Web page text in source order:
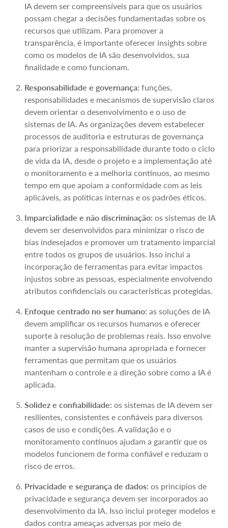
IA devem ser compreensíveis para que os usuários
possam chegar a decisões fundamentadas sobre os
recursos que utilizam. Para promover a
transparência, é importante oferecer insights sobre
como os modelos de IA são desenvolvidos, sua
finalidade e como funcionam.
Responsabilidade e governança: funções,
responsabilidades e mecanismos de supervisão claros
devem orientar o desenvolvimento e o uso de
sistemas de IA. As organizações devem estabelecer
processos de auditoria e estruturas de governança
para priorizar a responsabilidade durante todo o ciclo
de vida da IA, desde o projeto e a implementação até
o monitoramento e a melhoria contínuos, ao mesmo
tempo em que apoiam a conformidade com as leis
aplicáveis, as políticas internas e os padrões éticos.
Imparcialidade e não discriminação: os sistemas de IA
devem ser desenvolvidos para minimizar o risco de
bias indesejados e promover um tratamento imparcial
entre todos os grupos de usuários. Isso inclui a
incorporação de ferramentas para evitar impactos
injustos sobre as pessoas, especialmente envolvendo
atributos confidenciais ou características protegidas.
Enfoque centrado no ser humano: as soluções de IA
devem amplificar os recursos humanos e oferecer
suporte à resolução de problemas reais. Isso envolve
manter a supervisão humana apropriada e fornecer
ferramentas que permitam que os usuários
mantenham o controle e a direção sobre como a IA é
aplicada.
Solidez e confiabilidade: os sistemas de IA devem ser
resilientes, consistentes e confiáveis para diversos
casos de uso e condições. A validação e o
monitoramento contínuos ajudam a garantir que os
modelos funcionem de forma confiável e reduzam o
risco de erros.
Privacidade e segurança de dados: os princípios de
privacidade e segurança devem ser incorporados ao
desenvolvimento da IA. Isso inclui proteger modelos e
dados contra ameaças adversas por meio de